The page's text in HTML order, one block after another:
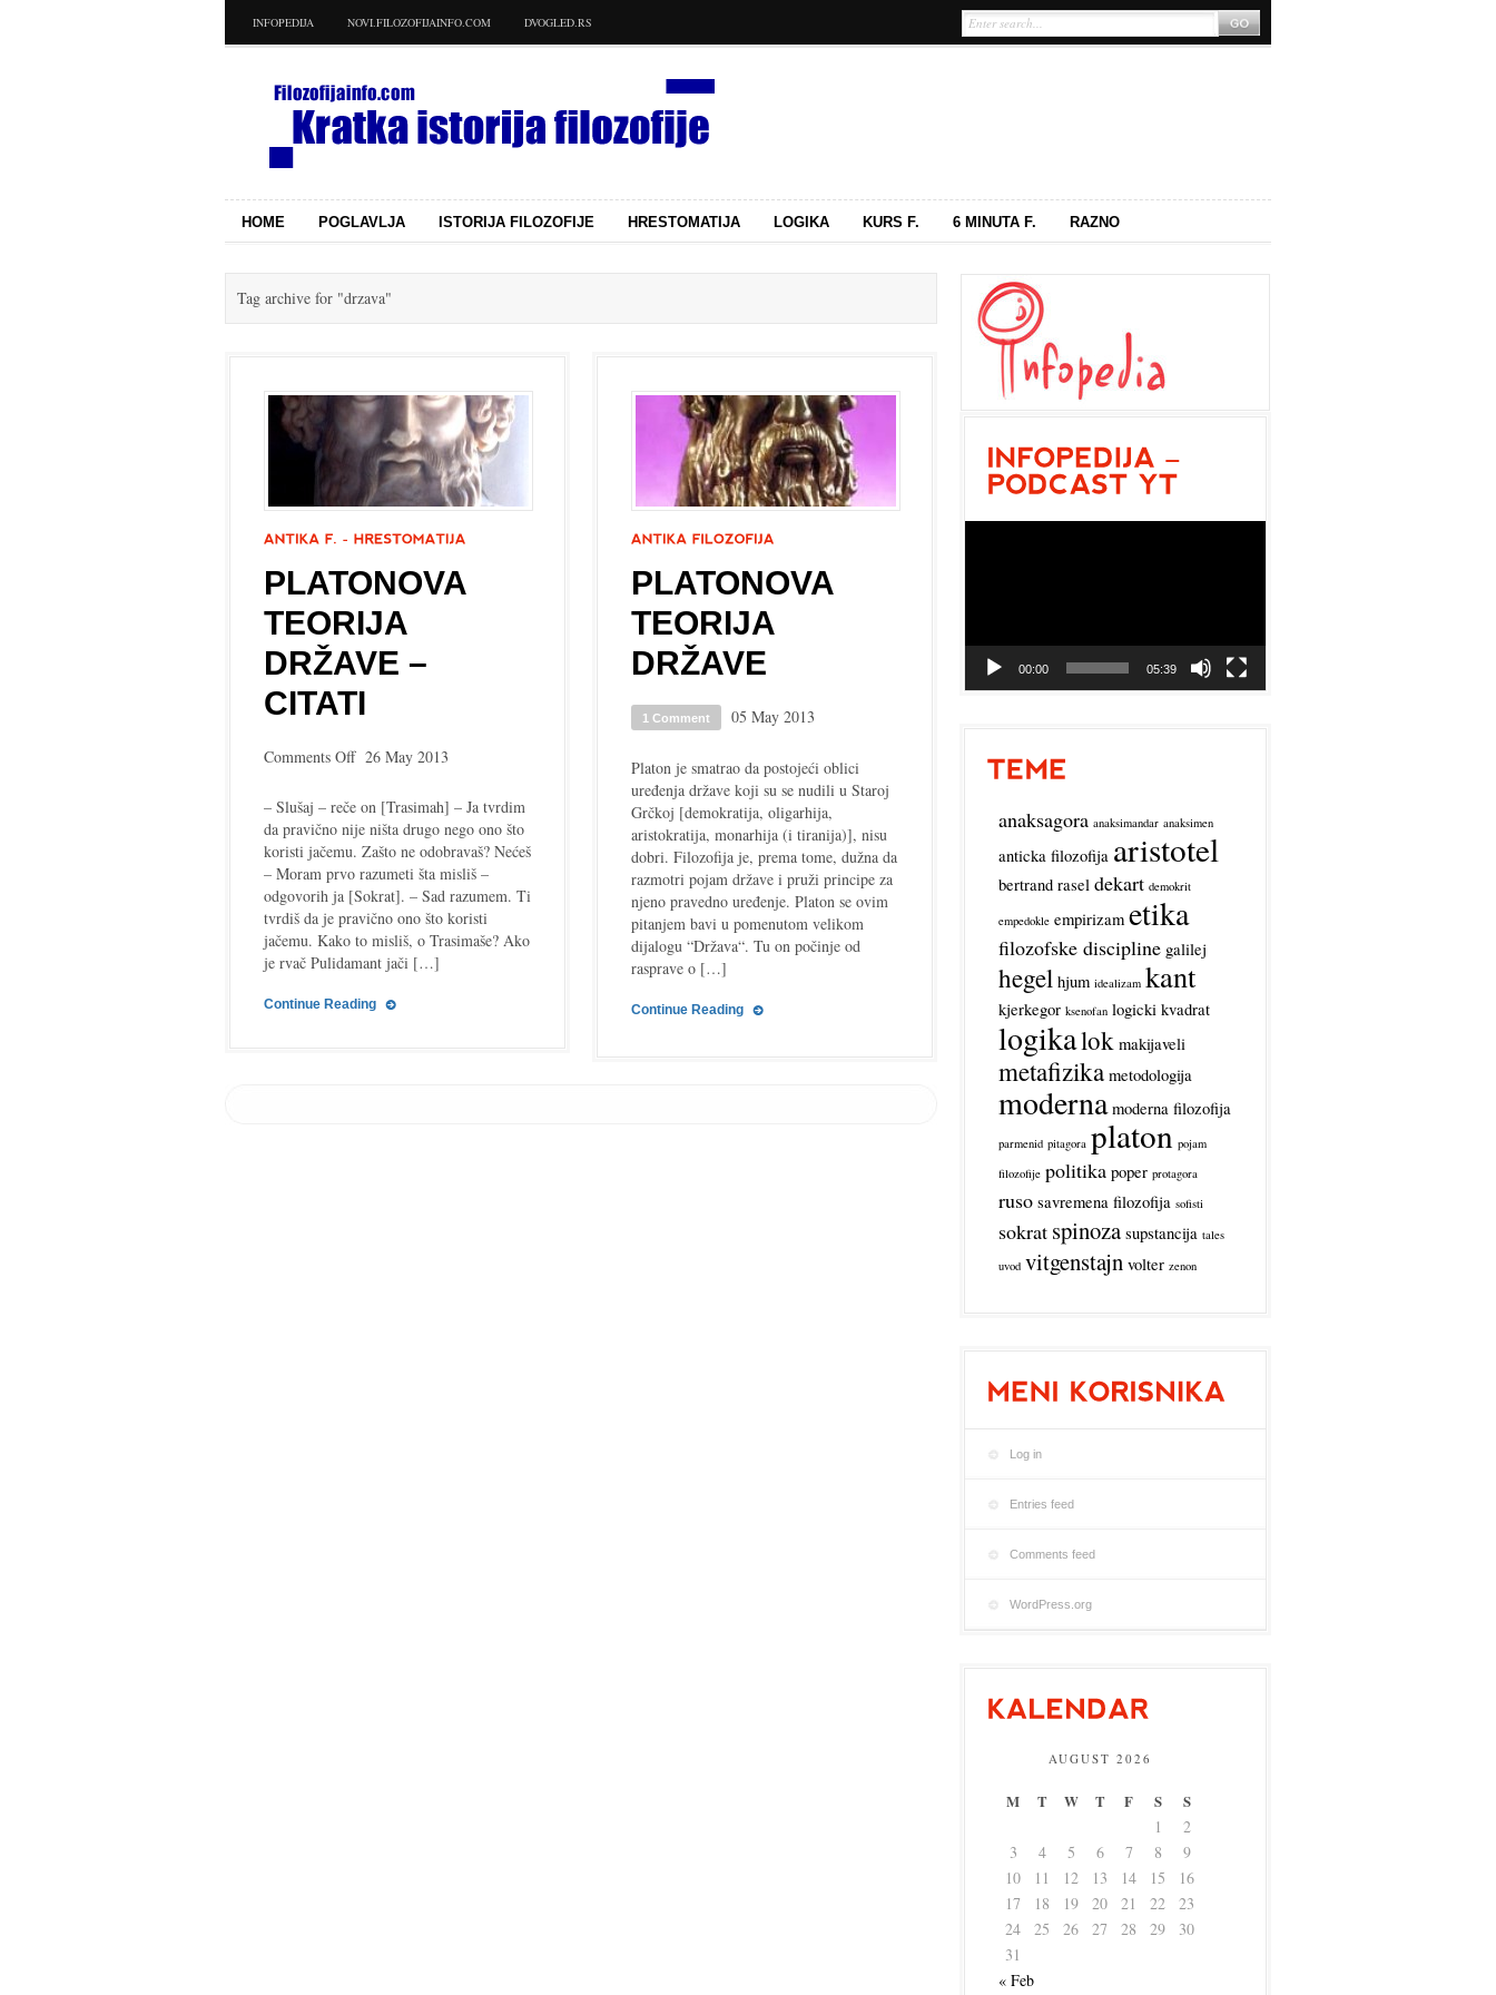
INFOPEDIJA NOVI.FILOZOFIJAINFO.COM DVOGLED.RS
HOME POGLAVLJA ISTORIJA FILOZOFIJE HRESTOMATIJA LOGIKA KURS F. 6 MINUTA F. RAZNO
Tag archive for "drzava"
PLATONOVA
TEORIJA
DRŽAVE –
CITATI
Comments Offon
teorija
države
–
citati
26 May 2013
– Slušaj – reče on [Trasimah] – Ja tvrdim
da pravično nije ništa drugo nego ono što
koristi jačemu. Zašto ne odobravaš? Nećeš
– Moram prvo razumeti šta misliš –
odgovorih ja [Sokrat]. – Sad razumem. Ti
tvrdiš da je pravično ono što koristi
jačemu. Kako to misliš, o Trasimaše? Ako
je rvač Pulidamant jači […]
Continue Reading
PLATONOVA
TEORIJA
DRŽAVE
1 Comment 05 May 2013
Platon je smatrao da postojeći oblici
uređenja države koji su se nudili u Staroj
Grčkoj [demokratija, oligarhija,
aristokratija, monarhija (i tiranija)], nisu
dobri. Filozofija je, prema tome, dužna da
razmotri pojam države i pruži principe za
njeno pravedno uređenje. Platon se ovim
pitanjem bavi u pomenutom velikom
dijalogu “Država“. Tu on počinje od
rasprave o […]
Continue Reading
00:00 05:39
anaksagora anaksimandar anaksimen
anticka filozofija aristotel
bertrand rasel dekart demokrit
empedokle empirizam etika
filozofske discipline galilej
hegel hjum idealizam kant
kjerkegor ksenofan logicki kvadrat
logikalok makijaveli
metafizika metodologija
moderna moderna filozofija
parmenid pitagora platon pojam
filozofije politika poper protagora
ruso savremena filozofija sofisti
sokrat spinoza supstancija tales
uvod vitgenstajn volter zenon
Log in
Entries feed
Comments feed
WordPress.org
AUGUST 2026
M T W T F S S
1
2
3
4 5 6 7 8
9
10
11 12 13 14 15
16
17
18 19 20 21 22
23
24
25 26 27 28 29
30
31
« Feb